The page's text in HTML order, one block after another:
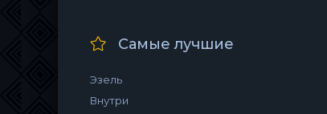
Самые лучшие
Эзель
Внутри